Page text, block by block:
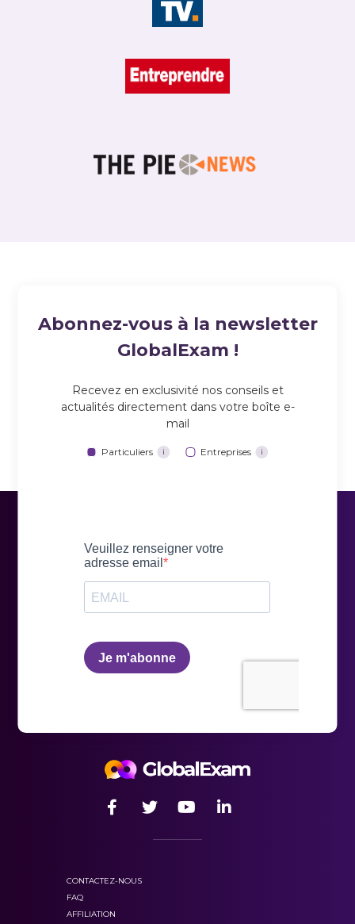
Abonnez-vous à la newsletter
GlobalExam !
Recevez en exclusivité nos conseils et
actualités directement dans votre boîte e-
mail
Particuliers i Entreprises i
CONTACTEZ-NOUS
FAQ
AFFILIATION